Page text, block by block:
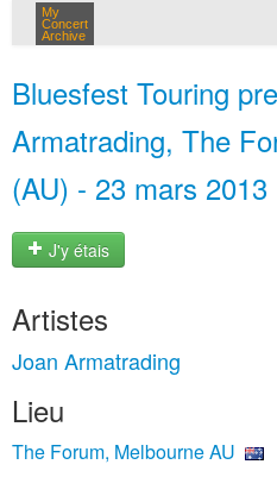
My
Concert
Archive
Bluesfest Touring
Armatrading, The
(AU) - 23 mars 2013
J'y étais
Artistes
Joan Armatrading
Lieu
The Forum, Melbourne AU